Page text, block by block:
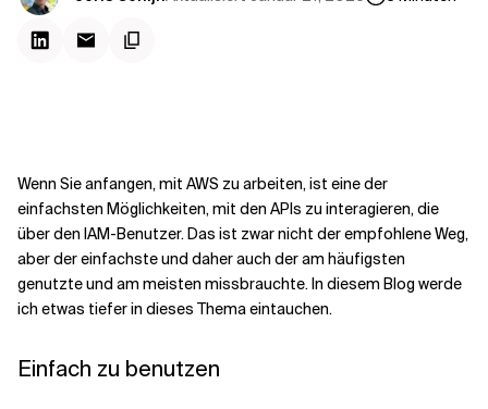
Wenn Sie anfangen, mit AWS zu arbeiten, ist eine der
einfachsten Möglichkeiten, mit den APIs zu interagieren, die
über den IAM-Benutzer. Das ist zwar nicht der empfohlene Weg,
aber der einfachste und daher auch der am häufigsten
genutzte und am meisten missbrauchte. In diesem Blog werde
ich etwas tiefer in dieses Thema eintauchen.
Einfach zu benutzen